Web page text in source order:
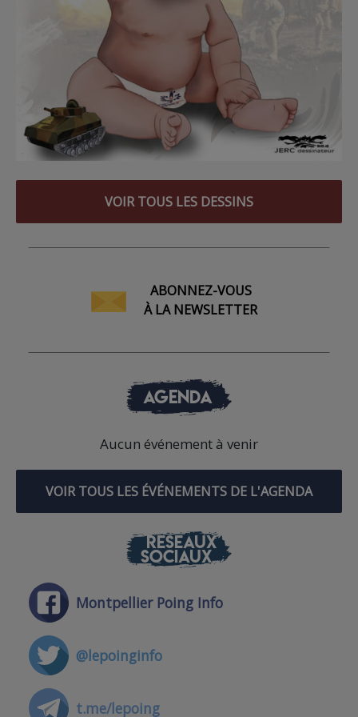
VOIR TOUS LES DESSINS
ABONNEZ-VOUS
À LA NEWSLETTER
AGENDA
Aucun événement à venir
VOIR TOUS LES ÉVÉNEMENTS DE L'AGENDA
RÉSEAUX
SOCIAUX
Montpellier Poing Info
@lepoinginfo
t.me/lepoing